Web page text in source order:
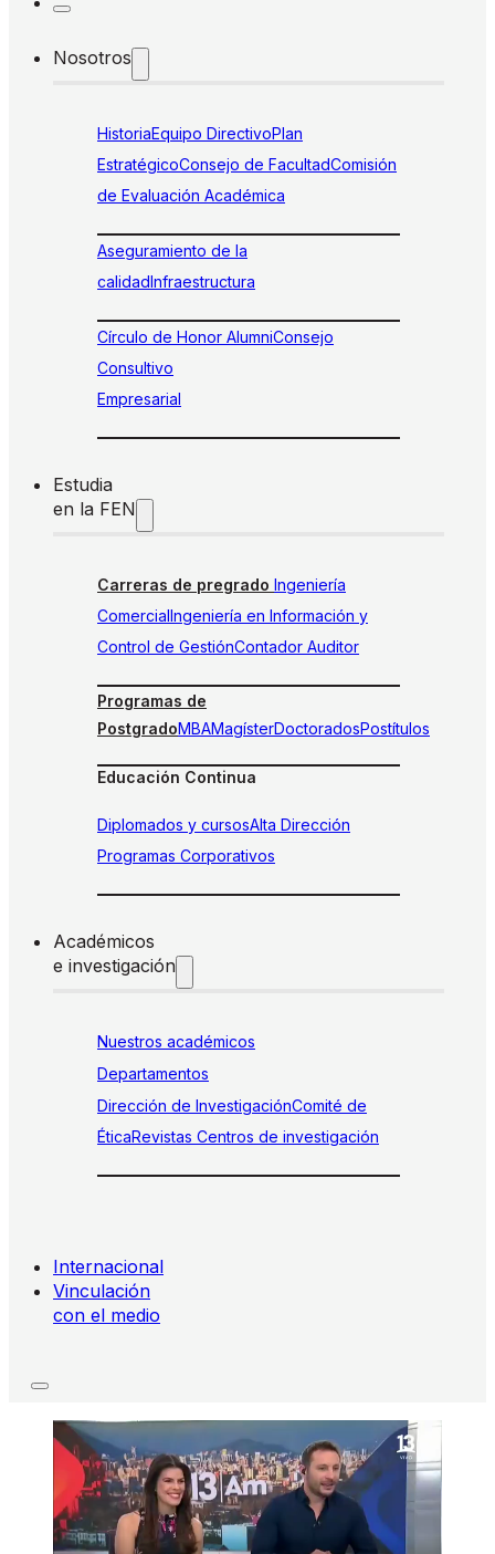
Nosotros
HistoriaEquipo DirectivoPlan
EstratégicoConsejo de FacultadComisión
de Evaluación Académica
Aseguramiento de la
calidadInfraestructura
Círculo de Honor AlumniConsejo
Consultivo
Empresarial
Estudia
en la FEN
Carreras de pregrado Ingeniería
ComercialIngeniería en Información y
Control de GestiónContador Auditor
Programas de
PostgradoMBAMagísterDoctoradosPostítulos
Educación Continua
Diplomados y cursosAlta Dirección
Programas Corporativos
Académicos
e investigación
Nuestros académicos
Departamentos
Dirección de InvestigaciónComité de
ÉticaRevistas Centros de investigación
Internacional
Vinculación
con el medio